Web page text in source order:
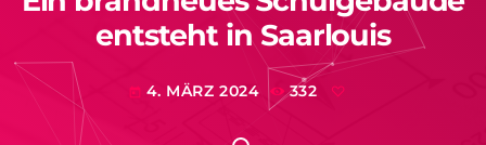
entsteht in Saarlouis
today 4. MÄRZ 2024 332